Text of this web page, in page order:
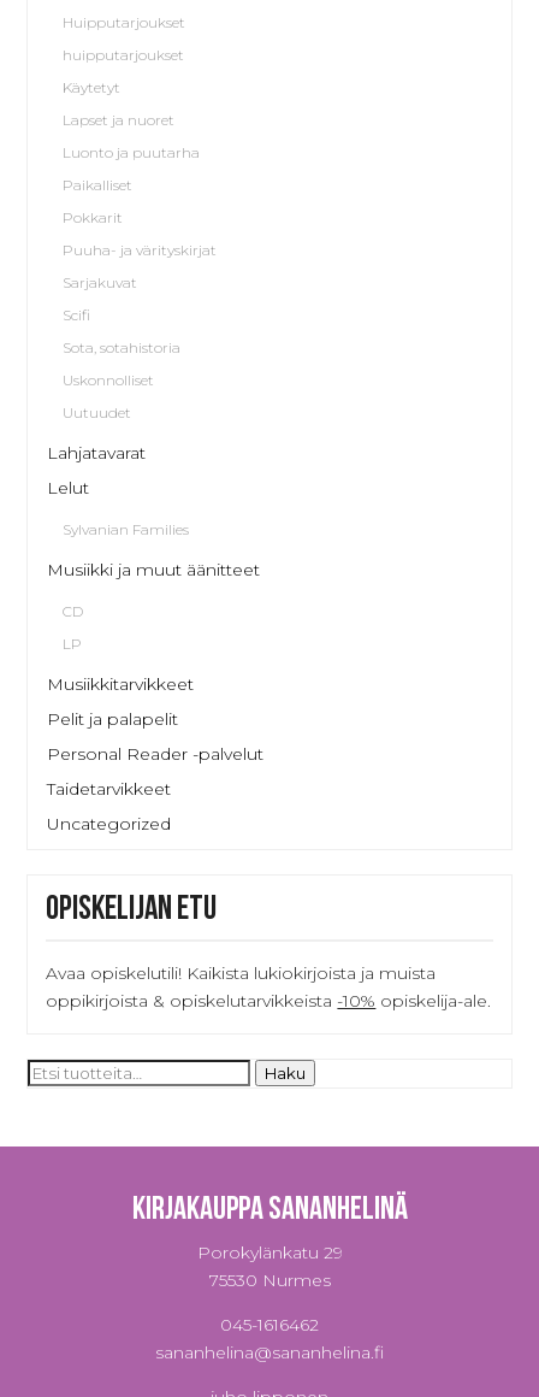
Huipputarjoukset
huipputarjoukset
Käytetyt
Lapset ja nuoret
Luonto ja puutarha
Paikalliset
Pokkarit
Puuha- ja värityskirjat
Sarjakuvat
Scifi
Sota, sotahistoria
Uskonnolliset
Uutuudet
Lahjatavarat
Lelut
Sylvanian Families
Musiikki ja muut äänitteet
CD
LP
Musiikkitarvikkeet
Pelit ja palapelit
Personal Reader -palvelut
Taidetarvikkeet
Uncategorized
Opiskelijan etu
Avaa opiskelutili! Kaikista lukiokirjoista ja muista
oppikirjoista & opiskelutarvikkeista -10% opiskelija-ale.
Etsi: Haku
Kirjakauppa Sananhelinä
Porokylänkatu 29
75530 Nurmes
045-1616462
sananhelina@sananhelina.fi